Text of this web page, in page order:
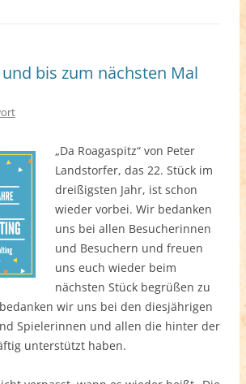
bis zum nächsten Mal
„Da Roagaspitz“ von Peter
Landstorfer, das 22. Stück im
dreißigsten Jahr, ist schon
wieder vorbei. Wir bedanken
uns bei allen Besucherinnen
und Besuchern und freuen
uns euch wieder beim
nächsten Stück begrüßen zu
wir uns bei den diesjährigen
Spielerinnen und allen die hinter der
unterstützt haben.